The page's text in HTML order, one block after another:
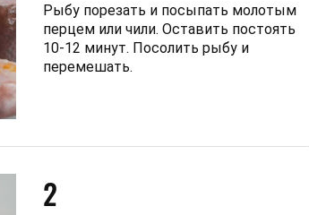
Рыбу порезать и посыпать молотым
перцем или чили. Оставить постоять
10-12 минут. Посолить рыбу и
перемешать.
2